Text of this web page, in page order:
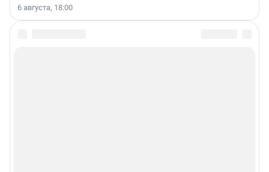
6 августа, 18:00